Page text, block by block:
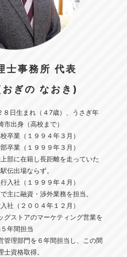
士事務所 代表
ぎの なおき)
日生まれ（４7歳）、うさぎ年
市出身（高校まで）
卒業（１９９４年３月）
卒業（１９９９年３月）
部に在籍し長距離を走っていた
伝出場ならず。
入社（１９９９年４月）
主に融資・渉外業務を担当。
社（２００４年１２月）
グストアのマーケティング営業を
年間担当
管理部門を６年間担当し、この間
士資格取得。